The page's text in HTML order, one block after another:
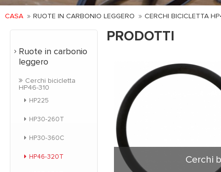
CASA RUOTE IN CARBONIO LEGGERO CERCHI BICICLETTA
Ruote in carbonio
leggero
Cerchi bicicletta
HP46-310
HP225
HP30-260T
HP30-360C
HP46-320T
PRODOTTI
Cerchi